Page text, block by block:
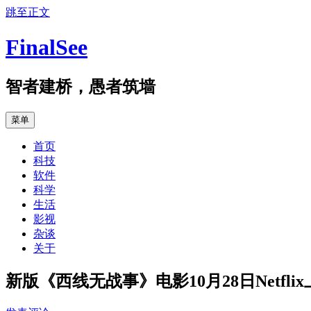
跳至正文
FinalSee
智者建桥，愚者筑墙
菜单
首页
科技
软件
科学
生活
影视
杂谈
关于
新版《西线无战事》电影10月28日Netflix